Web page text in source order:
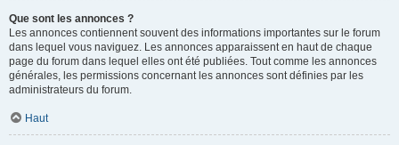
Que sont les annonces ?
Les annonces contiennent souvent des informations importantes sur le forum
dans lequel vous naviguez. Les annonces apparaissent en haut de chaque
page du forum dans lequel elles ont été publiées. Tout comme les annonces
générales, les permissions concernant les annonces sont définies par les
administrateurs du forum.
Haut